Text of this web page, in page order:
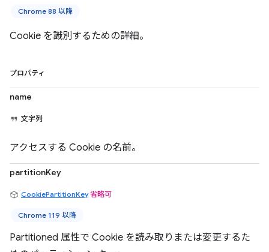
Chrome 88 以降
Cookie を識別するための詳細。
プロパティ
name
文字列
アクセスする Cookie の名前。
partitionKey
CookiePartitionKey 省略可
Chrome 119 以降
Partitioned 属性で Cookie を読み取りまたは変更するた